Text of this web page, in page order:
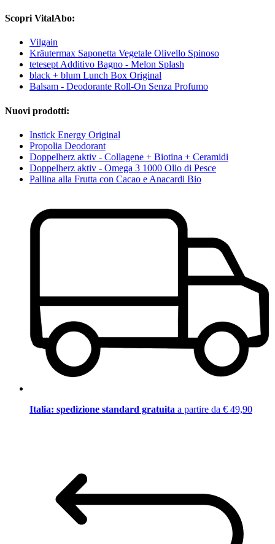
Scopri VitalAbo:
Vilgain
Kräutermax Saponetta Vegetale Olivello Spinoso
tetesept Additivo Bagno - Melon Splash
black + blum Lunch Box Original
Balsam - Deodorante Roll-On Senza Profumo
Nuovi prodotti:
Instick Energy Original
Propolia Deodorant
Doppelherz aktiv - Collagene + Biotina + Ceramidi
Doppelherz aktiv - Omega 3 1000 Olio di Pesce
Pallina alla Frutta con Cacao e Anacardi Bio
Italia: spedizione standard gratuita a partire da € 49,90